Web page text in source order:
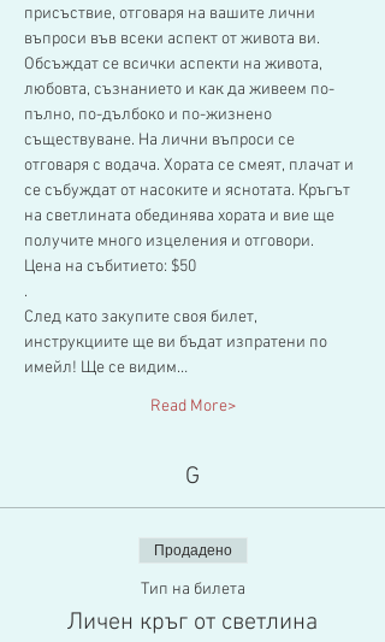
присъствие, отговаря на вашите лични
въпроси във всеки аспект от живота ви.
Обсъждат се всички аспекти на живота,
любовта, съзнанието и как да живеем по-
пълно, по-дълбоко и по-жизнено
съществуване. На лични въпроси се
отговаря с водача. Хората се смеят, плачат и
се събуждат от насоките и яснотата. Кръгът
на светлината обединява хората и вие ще
получите много изцеления и отговори.
Цена на събитието: $50
.
След като закупите своя билет,
инструкциите ще ви бъдат изпратени по
имейл! Ще се видим…
Read More>
G
Продадено
Тип на билета
Личен кръг от светлина